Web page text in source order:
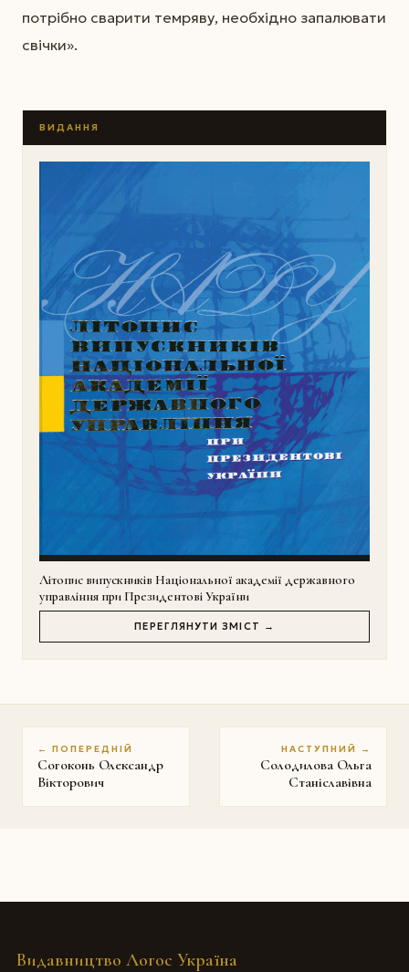
потрібно сварити темряву, необхідно запалювати
свічки».
ВИДАННЯ
Літопис випускників Національної академії державного
управління при Президентові України
ПЕРЕГЛЯНУТИ ЗМІСТ →
← ПОПЕРЕДНІЙ
Согоконь Олександр
Вікторович
НАСТУПНИЙ →
Солодилова Ольга
Станіславівна
Видавництво Логос Україна